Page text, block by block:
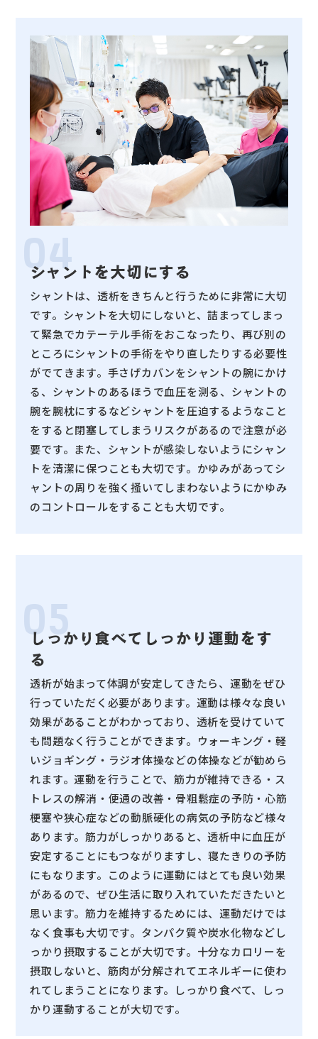
04
シャントを大切にする
シャントは、透析をきちんと行うために非常に大切
です。シャントを大切にしないと、詰まってしまっ
て緊急でカテーテル手術をおこなったり、再び別の
ところにシャントの手術をやり直したりする必要性
がでてきます。手さげカバンをシャントの腕にかけ
る、シャントのあるほうで血圧を測る、シャントの
腕を腕枕にするなどシャントを圧迫するようなこと
をすると閉塞してしまうリスクがあるので注意が必
要です。また、シャントが感染しないようにシャン
トを清潔に保つことも大切です。かゆみがあってシ
ャントの周りを強く掻いてしまわないようにかゆみ
のコントロールをすることも大切です。
05
しっかり食べてしっかり運動をす
る
透析が始まって体調が安定してきたら、運動をぜひ
行っていただく必要があります。運動は様々な良い
効果があることがわかっており、透析を受けていて
も問題なく行うことができます。ウォーキング・軽
いジョギング・ラジオ体操などの体操などが勧めら
れます。運動を行うことで、筋力が維持できる・ス
トレスの解消・便通の改善・骨粗鬆症の予防・心筋
梗塞や狭心症などの動脈硬化の病気の予防など様々
あります。筋力がしっかりあると、透析中に血圧が
安定することにもつながりますし、寝たきりの予防
にもなります。このように運動にはとても良い効果
があるので、ぜひ生活に取り入れていただきたいと
思います。筋力を維持するためには、運動だけでは
なく食事も大切です。タンパク質や炭水化物などし
っかり摂取することが大切です。十分なカロリーを
摂取しないと、筋肉が分解されてエネルギーに使わ
れてしまうことになります。しっかり食べて、しっ
かり運動することが大切です。